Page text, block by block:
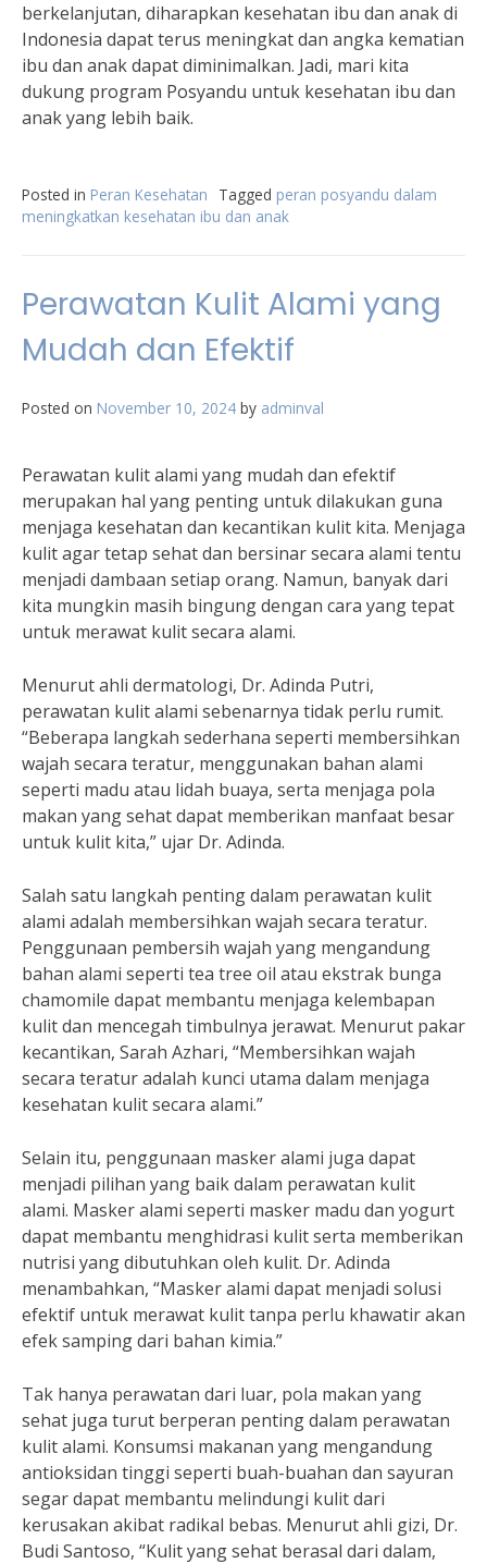
berkelanjutan, diharapkan kesehatan ibu dan anak di
Indonesia dapat terus meningkat dan angka kematian
ibu dan anak dapat diminimalkan. Jadi, mari kita
dukung program Posyandu untuk kesehatan ibu dan
anak yang lebih baik.
Posted in Peran Kesehatan Tagged peran posyandu dalam
meningkatkan kesehatan ibu dan anak
Perawatan Kulit Alami yang
Mudah dan Efektif
Posted on November 10, 2024 by adminval
Perawatan kulit alami yang mudah dan efektif
merupakan hal yang penting untuk dilakukan guna
menjaga kesehatan dan kecantikan kulit kita. Menjaga
kulit agar tetap sehat dan bersinar secara alami tentu
menjadi dambaan setiap orang. Namun, banyak dari
kita mungkin masih bingung dengan cara yang tepat
untuk merawat kulit secara alami.
Menurut ahli dermatologi, Dr. Adinda Putri,
perawatan kulit alami sebenarnya tidak perlu rumit.
“Beberapa langkah sederhana seperti membersihkan
wajah secara teratur, menggunakan bahan alami
seperti madu atau lidah buaya, serta menjaga pola
makan yang sehat dapat memberikan manfaat besar
untuk kulit kita,” ujar Dr. Adinda.
Salah satu langkah penting dalam perawatan kulit
alami adalah membersihkan wajah secara teratur.
Penggunaan pembersih wajah yang mengandung
bahan alami seperti tea tree oil atau ekstrak bunga
chamomile dapat membantu menjaga kelembapan
kulit dan mencegah timbulnya jerawat. Menurut pakar
kecantikan, Sarah Azhari, “Membersihkan wajah
secara teratur adalah kunci utama dalam menjaga
kesehatan kulit secara alami.”
Selain itu, penggunaan masker alami juga dapat
menjadi pilihan yang baik dalam perawatan kulit
alami. Masker alami seperti masker madu dan yogurt
dapat membantu menghidrasi kulit serta memberikan
nutrisi yang dibutuhkan oleh kulit. Dr. Adinda
menambahkan, “Masker alami dapat menjadi solusi
efektif untuk merawat kulit tanpa perlu khawatir akan
efek samping dari bahan kimia.”
Tak hanya perawatan dari luar, pola makan yang
sehat juga turut berperan penting dalam perawatan
kulit alami. Konsumsi makanan yang mengandung
antioksidan tinggi seperti buah-buahan dan sayuran
segar dapat membantu melindungi kulit dari
kerusakan akibat radikal bebas. Menurut ahli gizi, Dr.
Budi Santoso, “Kulit yang sehat berasal dari dalam,